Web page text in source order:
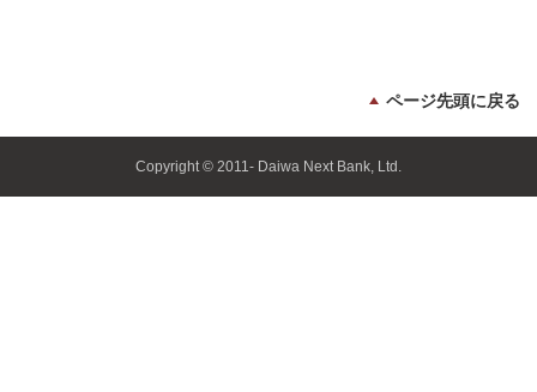
ページ先頭に戻る
Copyright © 2011- Daiwa Next Bank, Ltd.